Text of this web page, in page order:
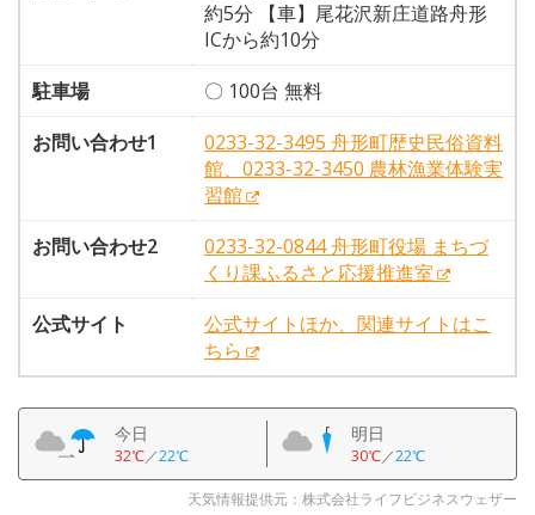
約5分 【車】尾花沢新庄道路舟形
ICから約10分
駐車場
〇 100台 無料
お問い合わせ1
0233-32-3495 舟形町歴史民俗資料
館、0233-32-3450 農林漁業体験実
習館
お問い合わせ2
0233-32-0844 舟形町役場 まちづ
くり課ふるさと応援推進室
公式サイト
公式サイトほか、関連サイトはこ
ちら
今日
32℃／22℃
明日
30℃／22℃
天気情報提供元：株式会社ライフビジネスウェザー